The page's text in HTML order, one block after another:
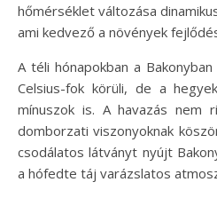
hőmérséklet változása
ami kedvező a növények
A téli hónapokban a
Celsius-fok körüli, de a
mínuszok is. A havazás nem
domborzati viszonyoknak
csodálatos látványt nyújt
a hófedte táj varázslatos